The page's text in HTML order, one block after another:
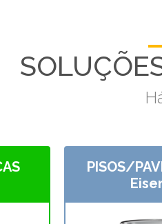
PISOS/